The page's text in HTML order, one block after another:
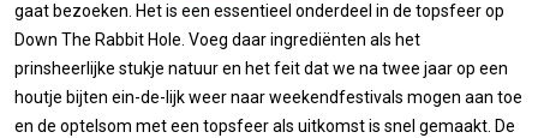
gaat bezoeken. Het is een essentieel onderdeel in de topsfeer op
Down The Rabbit Hole. Voeg daar ingrediënten als het
prinsheerlijke stukje natuur en het feit dat we na twee jaar op een
houtje bijten ein-de-lijk weer naar weekendfestivals mogen aan toe
en de optelsom met een topsfeer als uitkomst is snel gemaakt. De